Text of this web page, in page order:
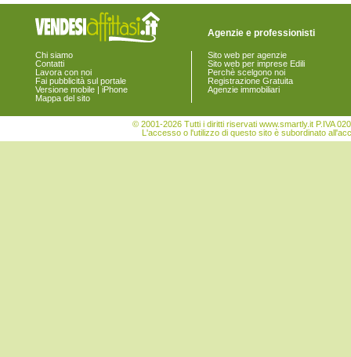
Chi siamo
Contatti
Lavora con noi
Fai pubblicità sul portale
Versione mobile | iPhone
Mappa del sito
Agenzie e professionisti
Sito web per agenzie
Sito web per imprese Edili
Perchè scelgono noi
Registrazione Gratuita
Agenzie immobiliari
© 2001-2026 Tutti i diritti riservati www.smartly.it P.IVA
L'accesso o l'utilizzo di questo sito è subordinato